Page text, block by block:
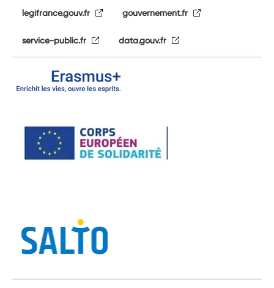
legifrance.gouv.fr gouvernement.fr
service-public.fr data.gouv.fr